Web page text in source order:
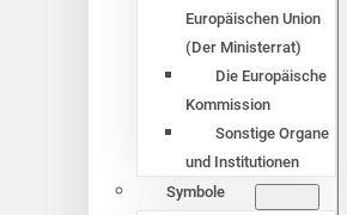
Europäischen Union
(Der Ministerrat)
Die Europäische
Kommission
Sonstige Organe
und Institutionen
Symbole